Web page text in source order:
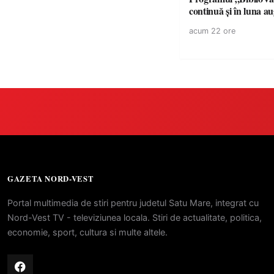
continuă și în luna
acum 22 ore
GAZETA NORD-VEST
Portal multimedia de stiri pentru judetul Satu Mare, integrat cu
Nord-Vest TV - televiziunea locala. Stiri de actualitate, politica,
economie, sport, cultura si multe altele.